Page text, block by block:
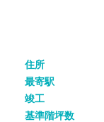
住所
最寄駅
竣工
基準階坪数